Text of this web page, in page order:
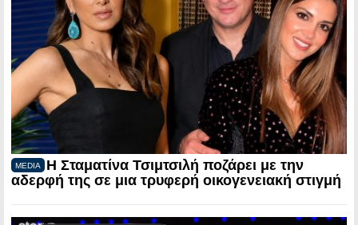
MEDIA
Η Σταματίνα Τσιμτσιλή ποζάρει με την
αδερφή της σε μια τρυφερή οικογενειακή στιγμή